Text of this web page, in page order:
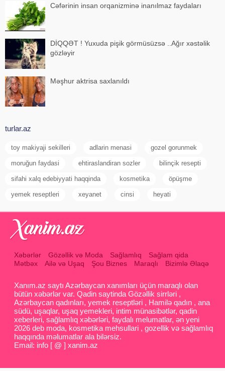
Cəfərinin insan orqanizminə inanılmaz faydaları
DİQQƏT ! Yuxuda pişik görmüsüzsə ..Ağır xəstəlik
gözləyir
Məşhur aktrisa saxlanıldı
turlar.az
toy makiyaji sekilleri adlarin menasi gozel gorunmek
moruğun faydasi ehtiraslandiran sozler bilinçik resepti
sifahi xalq edebiyyati haqqinda kosmetika öpüşme
yemek reseptleri xeyanet cinsi heyati
Xəbərlər Gözəllik və Moda Sağlamlıq
Sağlam qida
Mətbəx
Ailə və Uşaq Şou Biznes Maraqlı Bizimlə Əlaqə
Xanım.az saytı Azərbaycan xanımları üçün maraqlı olan
bütün xəbərlər var. Qadin saytinda Gözəllik sirrləri ,
Azərbaycan qadınları, yemek reseptləri , Hamilə qadın , ana
südü, uşaqlar, uşaq yemekleri, intim münasibətlər, qadin
xeberleri, sağlamlıq xəbərləri, faydalı melumatlar, ən yeni
2026 deb moda, kosmetika mehsullari , gozellik və sağlamlıq
haqqında məlumatlar ala bilərsiz.
Email: info [ @ ] xanim.az